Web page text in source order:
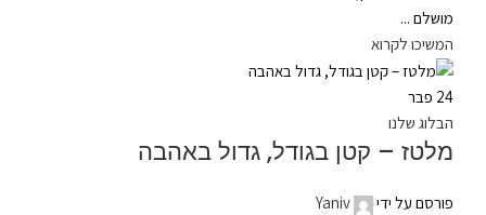
מושלם ...
המשיכו לקרוא
24 פבר
הבלוג שלנו
מלטז – קטן בגודל, גדול באהבה
פורסם על ידי
Yaniv